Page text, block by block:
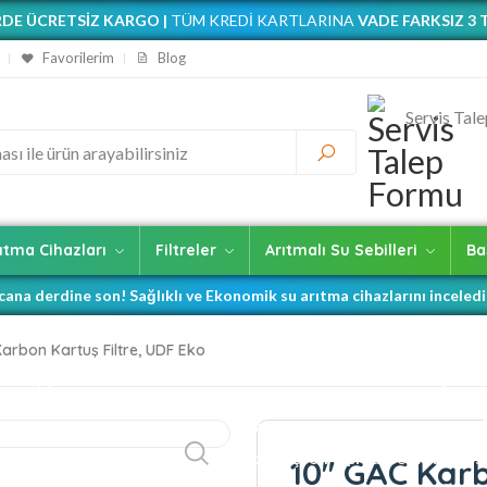
ÜCRETSİZ KARGO | TÜM KREDİ KARTLARINA VADE FARKSIZ 3
Favorilerim Blog
Servis
Cihazları Filtreler Arıtmalı Su Sebilleri
derdine son! Sağlıklı ve Ekonomik su arıtma cihazlarını
🥇 Açık Kasa Cihazlarda Sizi Bekleyen Fırsatlar Var! 😎
Tüketim Miktarınız İçin En İdeal Basınçlı Denge Tankları Burada!
Kapasite Arıtma İhtiyaçlarında Çözüm İşyeri Tipi Yüksek Akışlı
Kartuş Filtre, UDF Eko
10'' GAC